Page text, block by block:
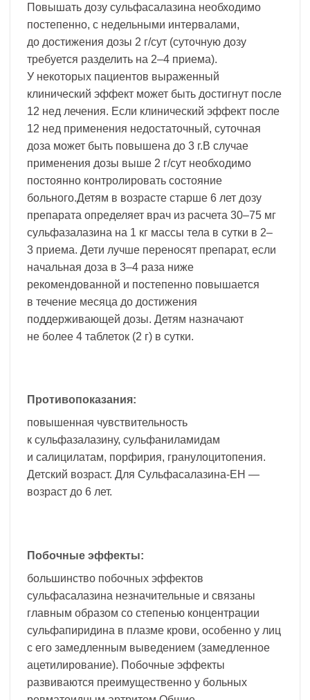
Повышать дозу сульфасалазина необходимо
постепенно, с недельными интервалами,
до достижения дозы 2 г/сут (суточную дозу
требуется разделить на 2–4 приема).
У некоторых пациентов выраженный
клинический эффект может быть достигнут после
12 нед лечения. Если клинический эффект после
12 нед применения недостаточный, суточная
доза может быть повышена до 3 г.В случае
применения дозы выше 2 г/сут необходимо
постоянно контролировать состояние
больного.Детям в возрасте старше 6 лет дозу
препарата определяет врач из расчета 30–75 мг
сульфазалазина на 1 кг массы тела в сутки в 2–
3 приема. Дети лучше переносят препарат, если
начальная доза в 3–4 раза ниже
рекомендованной и постепенно повышается
в течение месяца до достижения
поддерживающей дозы. Детям назначают
не более 4 таблеток (2 г) в сутки.
Противопоказания:
повышенная чувствительность
к сульфазалазину, сульфаниламидам
и салицилатам, порфирия, гранулоцитопения.
Детский возраст. Для Сульфасалазина-ЕН —
возраст до 6 лет.
Побочные эффекты:
большинство побочных эффектов
сульфасалазина незначительные и связаны
главным образом со степенью концентрации
сульфапиридина в плазме крови, особенно у лиц
с его замедленным выведением (замедленное
ацетилирование). Побочные эффекты
развиваются преимущественно у больных